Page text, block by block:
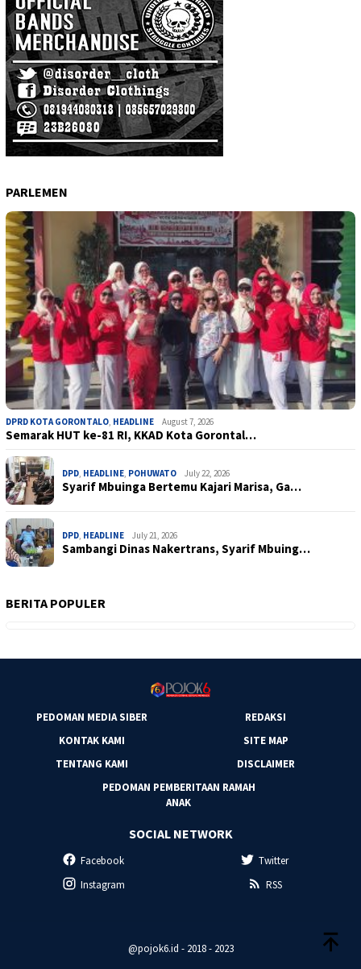
PARLEMEN
DPRD KOTA GORONTALO, HEADLINE August 7, 2026
Semarak HUT ke-81 RI, KKAD Kota Gorontal…
DPD, HEADLINE, POHUWATO July 22, 2026
Syarif Mbuinga Bertemu Kajari Marisa, Ga…
DPD, HEADLINE July 21, 2026
Sambangi Dinas Nakertrans, Syarif Mbuing…
BERITA POPULER
PEDOMAN MEDIA SIBER
REDAKSI
KONTAK KAMI
SITE MAP
TENTANG KAMI
DISCLAIMER
PEDOMAN PEMBERITAAN RAMAH
ANAK
SOCIAL NETWORK
Facebook
Twitter
Instagram
RSS
@pojok6.id - 2018 - 2023